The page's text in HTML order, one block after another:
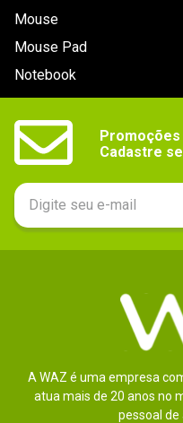
Mouse
Mouse Pad
Notebook
Promoções
Cadastre
A WAZ é uma empresa
atua mais de 20 anos no
pessoal de